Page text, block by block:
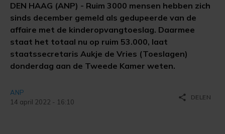
DEN HAAG (ANP) - Ruim 3000 mensen hebben zich
sinds december gemeld als gedupeerde van de
affaire met de kinderopvangtoeslag. Daarmee
staat het totaal nu op ruim 53.000, laat
staatssecretaris Aukje de Vries (Toeslagen)
donderdag aan de Tweede Kamer weten.
ANP
14 april 2022 - 16:10
share DELEN